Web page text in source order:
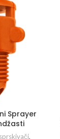
Sprayer
,